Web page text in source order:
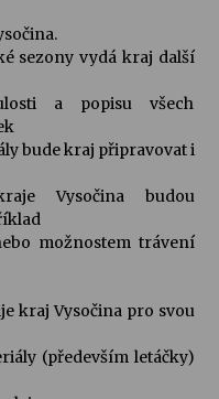
sezony vydá kraj další
a popisu všech
bude kraj připravovat i
Vysočina budou
možnostem trávení
kraj Vysočina pro svou
(především letáčky)